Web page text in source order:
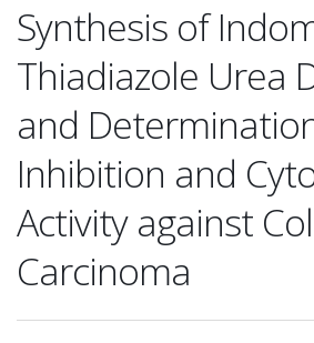
Synthesis of
Thiadiazole Urea
and
Inhibition and
Activity against
Carcinoma